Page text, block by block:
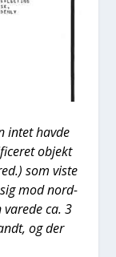
intet hav­de
objekt
som viste
mod nord­
ca. 3
og der